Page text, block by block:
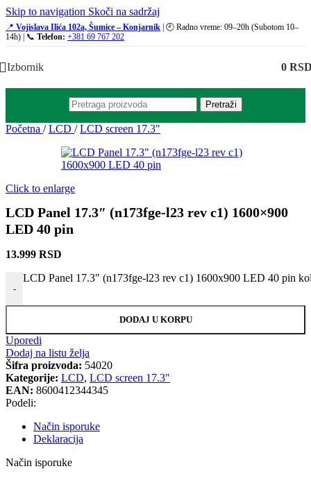
Skip to navigation Skoči na sadržaj
📍 Vojislava Ilića 102a, Šumice – Konjarnik | 🕘 Radno vreme: 09–20h (Subotom 10–
14h) | 📞 Telefon: +381 69 767 202
Izbornik 0
Pretraži
Početna / LCD / LCD screen 17.3"
Click to enlarge
LCD Panel 17.3″ (n173fge-l23 rev c1) 1600×900
LED 40 pin
13.999 RSD
-
LCD Panel 17.3" (n173fge-l23 rev c1) 1600x900 LED 40 pin
DODAJ U KORPU
Uporedi
Dodaj na listu želja
Šifra proizvoda: 54020
Kategorije: LCD, LCD screen 17.3"
EAN: 8600412344345
Podeli:
Način isporuke
Deklaracija
Način isporuke